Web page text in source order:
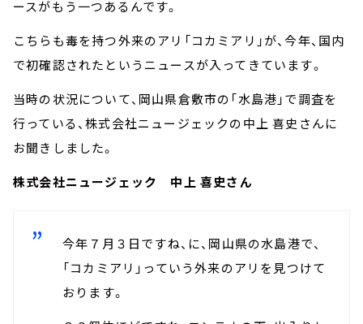
ースがもう一つあるんです。
こちらも毒を持つ外来のアリ「コカミアリ」が、今年、国内
で初確認されたというニュースが入ってきています。
当時の状況について、岡山県倉敷市の「水島港」で調査を
行っている、株式会社ニュージェックの中上 喜史さんに
お聞きしました。
株式会社ニュージェック 中上 喜史さん
今年７月３日ですね、に、岡山県の水島港で、
「コカミアリ」っていう外来のアリを見つけて
おります。